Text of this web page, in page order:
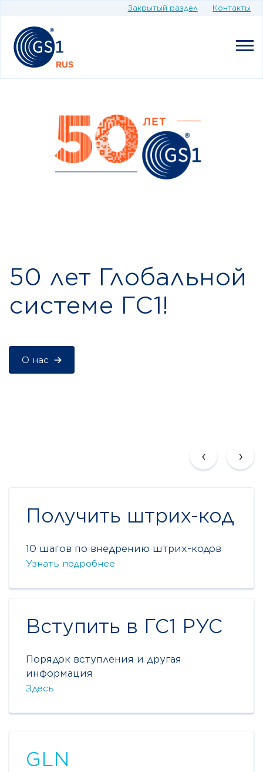
Закрытый раздел Контакты
50 лет Глобальной
системе ГС1!
О нас
‹ ›
Получить штрих-код
10 шагов по внедрению штрих-кодов
Узнать подробнее
Вступить в ГС1 РУС
Порядок вступления и другая
информация
Здесь
GLN